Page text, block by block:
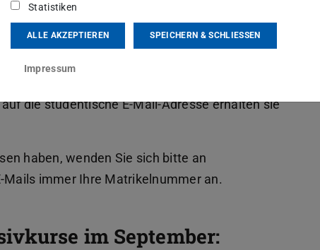
Sommersemester 2026 oder ab dem
am Sprachenzentrum der TU Darmstadt
Sie erhalten eine Zusage auf die E-Mail-
die studentische E-Mail-Adresse erhalten sie
haben, wenden Sie sich bitte an
Mails immer Ihre Matrikelnummer an.
im September:
Statistiken
ALLE AKZEPTIEREN SPEICHERN & SCHLIESSEN
Impressum